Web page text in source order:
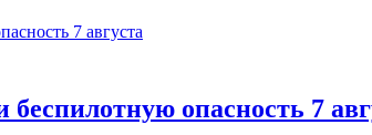
опасность 7